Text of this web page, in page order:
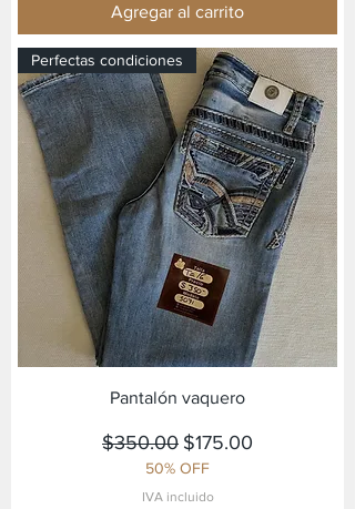
Agregar al carrito
Perfectas condiciones
Pantalón vaquero
Precio
$350.00 Precio de oferta
$175.00
50% OFF
IVA incluido